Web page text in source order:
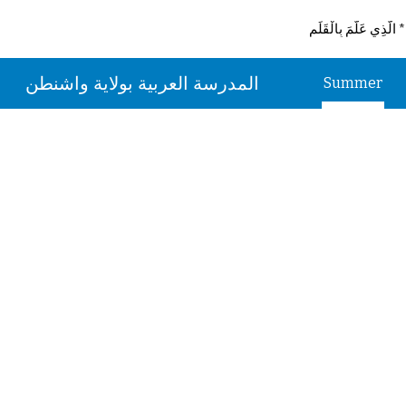
الَّذِي عَلَّمَ بِالْقَلَمِ
المدرسة العربية بولاية واشنطن Summer